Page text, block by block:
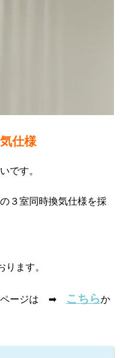
仕様
です。
３室同時換気仕様を採
ます。
ページは ➡ こちらか